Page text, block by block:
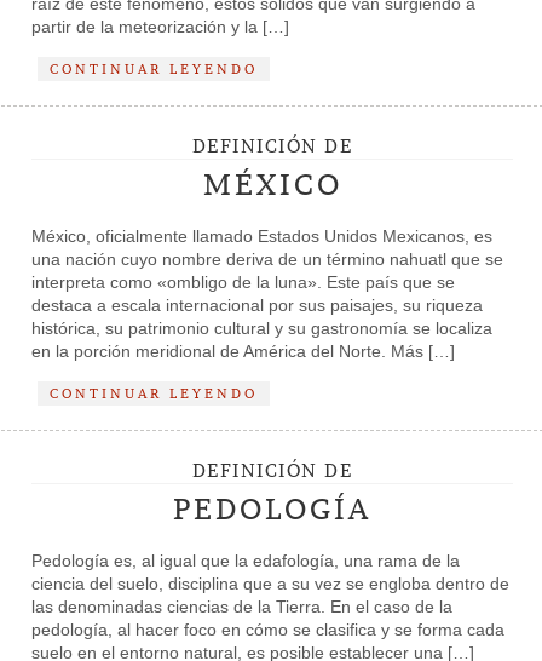
partir de la meteorización y la […]
CONTINUAR LEYENDO
DEFINICIÓN DE
MÉXICO
México, oficialmente llamado Estados Unidos Mexicanos, es
una nación cuyo nombre deriva de un término nahuatl que se
interpreta como «ombligo de la luna». Este país que se
destaca a escala internacional por sus paisajes, su riqueza
histórica, su patrimonio cultural y su gastronomía se localiza
en la porción meridional de América del Norte. Más […]
CONTINUAR LEYENDO
DEFINICIÓN DE
PEDOLOGÍA
Pedología es, al igual que la edafología, una rama de la
ciencia del suelo, disciplina que a su vez se engloba dentro de
las denominadas ciencias de la Tierra. En el caso de la
pedología, al hacer foco en cómo se clasifica y se forma cada
suelo en el entorno natural, es posible establecer una […]